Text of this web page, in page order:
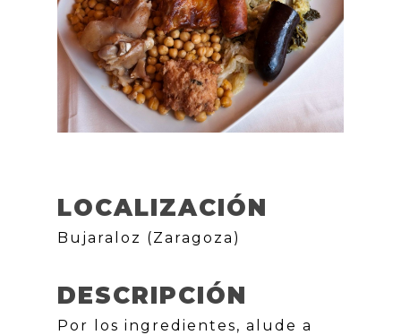
LOCALIZACIÓN
Bujaraloz (Zaragoza)
DESCRIPCIÓN
Por los ingredientes, alude a